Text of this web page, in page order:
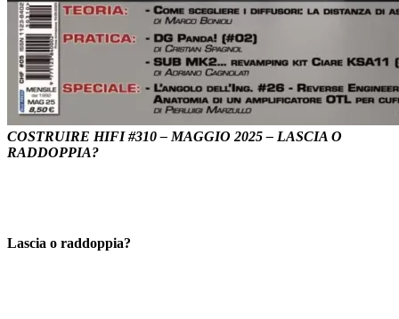
COSTRUIRE HIFI#310– MAGGIO 2025 – LASCIA O
RADDOPPIA?
Lascia o raddoppia?